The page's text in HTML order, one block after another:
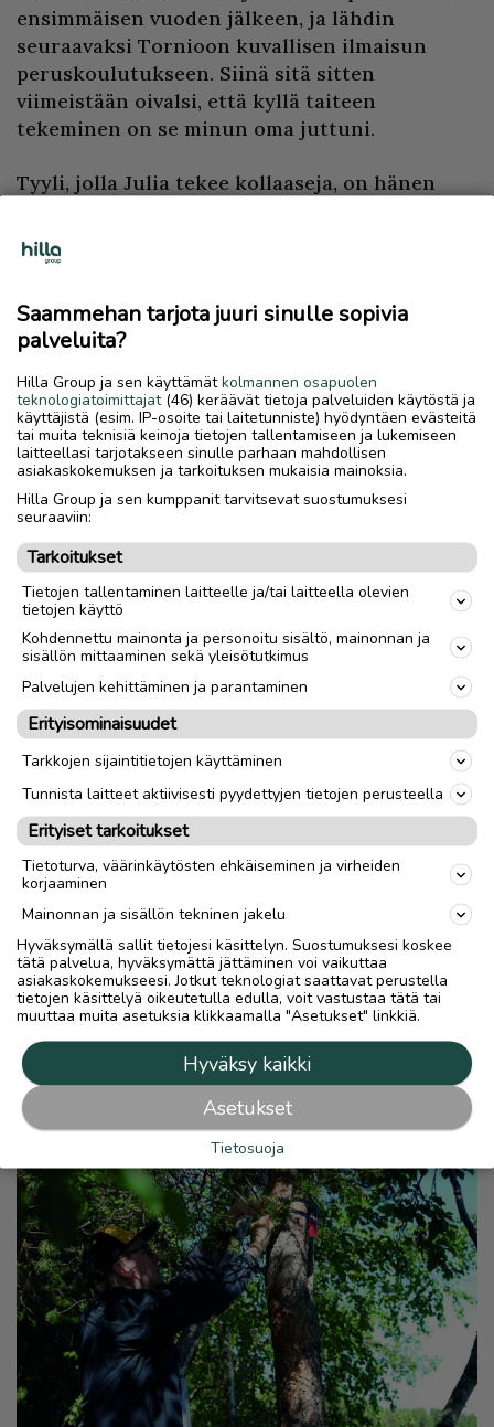
ensimmäisen vuoden jälkeen, ja lähdin
seuraavaksi Tornioon kuvallisen ilmaisun
peruskoulutukseen. Siinä sitä sitten
viimeistään oivalsi, että kyllä taiteen
tekeminen on se minun oma juttuni.
Tyyli, jolla Julia tekee kollaaseja, on hänen
– Luulen, että maailmasta löytyy varmasti joku
kuin minä. Mutta ainakaan vielä en ole
vastaavanlaisiin teoksiin törmännyt, taiteilija
pohdiskelee.
– Minä tosiaan vietän kesäni täällä Ivalossa, ja
aika tuppaa välillä käymään hyvin pitkäksi.
Pari kesää sitten maalaaminen alkoi maistua
jo hieman puulta, ja halusin kehittää itselleni
jotain uutta tekemistä. Avasin Photoshopin, ja
aloin lätkiä erilaisia kuvia yhteen. Kohta
huomasin, että tämä kollaasien tekeminen on
aika mukavaa, ja hyvin koukuttavaa hommaa.
Julia harrastaa videopelejä. Innokas peluri
kokoaakin taideteoksensa videopelien
kuvakaappauksista.
– Kun materiaali tulee pelattavien pelien
kuvakaappauksista, niin minun on helppo
vaikuttaa siihen, millaisia värejä ja muotoja
haluan teokseeni. Kuvakaappauksia saa hyvin
paljon lyhyessäkin ajassa, joten materiaalin
keräykseen ei tarvitse kuluttaa hirveästi
työtunteja. Kun pelaa muutaman tunnin, niin
siitä saa laajan kirjaston kuvia käyttöön.
Yhden kollaasin tekemiseen minulla menee
Ville Vaarala
Saammehan tarjota juuri sinulle sopivia
palveluita?
Hilla Group ja sen käyttämätkolmannen osapuolen
teknologiatoimittajat(46) keräävät tietoja palveluiden käytöstä ja
käyttäjistä (esim. IP-osoite tai laitetunniste) hyödyntäen evästeitä
tai muita teknisiä keinoja tietojen tallentamiseen ja lukemiseen
laitteellasi tarjotakseen sinulle parhaan mahdollisen
asiakaskokemuksen ja tarkoituksen mukaisia mainoksia.
Hilla Group ja sen kumppanit tarvitsevat suostumuksesi
seuraaviin:
Tarkoitukset
Tietojen tallentaminen laitteelle ja/tai laitteella olevien
tietojen käyttö
Kohdennettu mainonta ja personoitu sisältö, mainonnan ja
sisällön mittaaminen sekä yleisötutkimus
Palvelujen kehittäminen ja parantaminen
Erityisominaisuudet
Tarkkojen sijaintitietojen käyttäminen
Tunnista laitteet aktiivisesti pyydettyjen tietojen perusteella
Erityiset tarkoitukset
Tietoturva, väärinkäytösten ehkäiseminen ja virheiden
korjaaminen
Mainonnan ja sisällön tekninen jakelu
Hyväksymällä sallit tietojesi käsittelyn. Suostumuksesi koskee
tätä palvelua, hyväksymättä jättäminen voi vaikuttaa
asiakaskokemukseesi. Jotkut teknologiat saattavat perustella
tietojen käsittelyä oikeutetulla edulla, voit vastustaa tätä tai
muuttaa muita asetuksia klikkaamalla "Asetukset" linkkiä.
Hyväksy kaikki
Asetukset
Tietosuoja